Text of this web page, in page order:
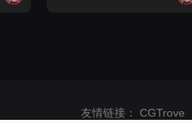
友情链接： CGTrove